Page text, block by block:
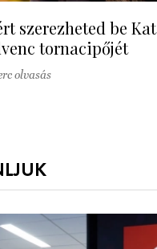
szerezheted be
tornacipőjét
olvasás